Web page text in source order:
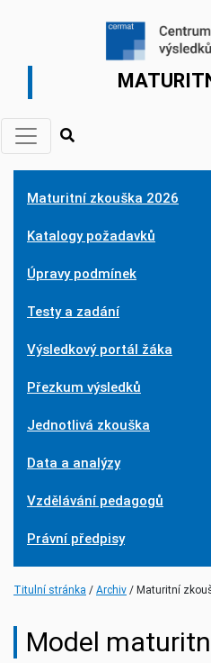
Maturitní zkouška 2026
Katalogy požadavků
Úpravy podmínek
Testy a zadání
Výsledkový portál žáka
Přezkum výsledků
Jednotlivá zkouška
Data a analýzy
Vzdělávání pedagogů
Právní předpisy
Titulní stránka Archiv(current)
Maturitní
Model